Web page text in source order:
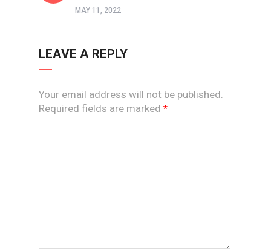
MAY 11, 2022
LEAVE A REPLY
Your email address will not be published.
Required fields are marked *